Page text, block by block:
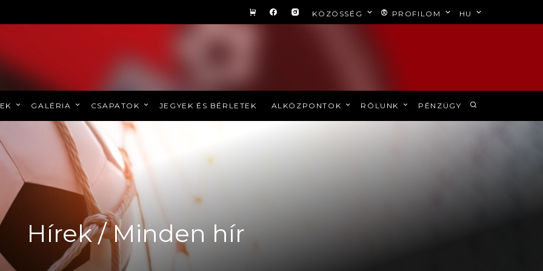
KÖZÖSSÉG PROFILOM HU
GALÉRIA CSAPATOK JEGYEK ÉS BÉRLETEK ALKÖZPONTOK RÓLUNK PÉNZÜGY
Hírek / Minden hír